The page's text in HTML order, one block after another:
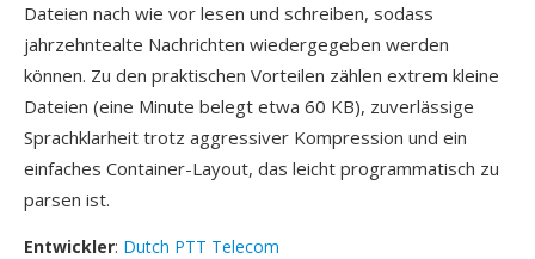
Dateien nach wie vor lesen und schreiben, sodass
jahrzehntealte Nachrichten wiedergegeben werden
können. Zu den praktischen Vorteilen zählen extrem kleine
Dateien (eine Minute belegt etwa 60 KB), zuverlässige
Sprachklarheit trotz aggressiver Kompression und ein
einfaches Container-Layout, das leicht programmatisch zu
parsen ist.
Entwickler: Dutch PTT Telecom